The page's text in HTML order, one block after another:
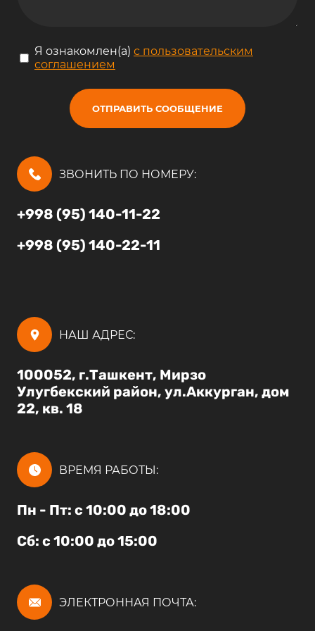
ЗВОНИТЬ ПО НОМЕРУ:
+998 (95) 140-11-22
+998 (95) 140-22-11
НАШ АДРЕС:
100052, г.Ташкент, Мирзо
Улугбекский район, ул.Аккурган, дом
22, кв. 18
ВРЕМЯ РАБОТЫ:
Пн - Пт: с 10:00 до 18:00
Сб: с 10:00 до 15:00
ЭЛЕКТРОННАЯ ПОЧТА:
Я ознакомлен(а) с пользовательским
соглашением
ОТПРАВИТЬ СООБЩЕНИЕ